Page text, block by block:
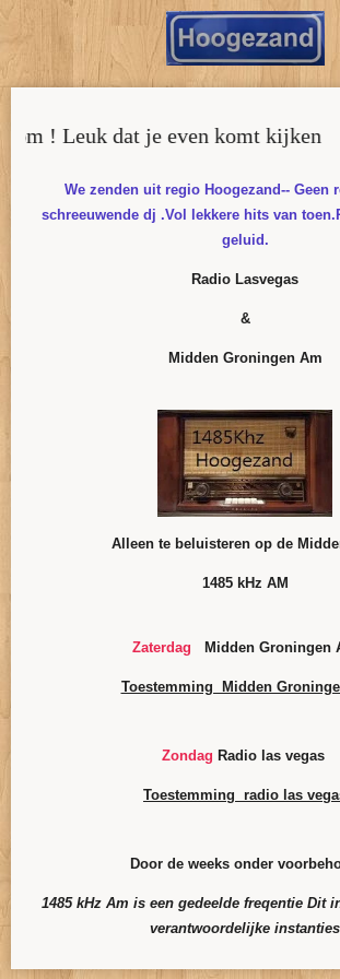
! Leuk dat je even komt kijken
We zenden uit regio Hoogezand-- Geen
schreeuwende dj .Vol lekkere hits van
geluid.
Radio Lasvegas
&
Midden Groningen Am
Alleen te beluisteren op de
1485 kHz AM
Zaterdag Midden Groningen
Toestemming Midden
Zondag Radio las vegas
Toestemming radio las
Door de weeks onder
1485 kHz Am is een gedeelde freqentie Dit
verantwoordelijke instanties